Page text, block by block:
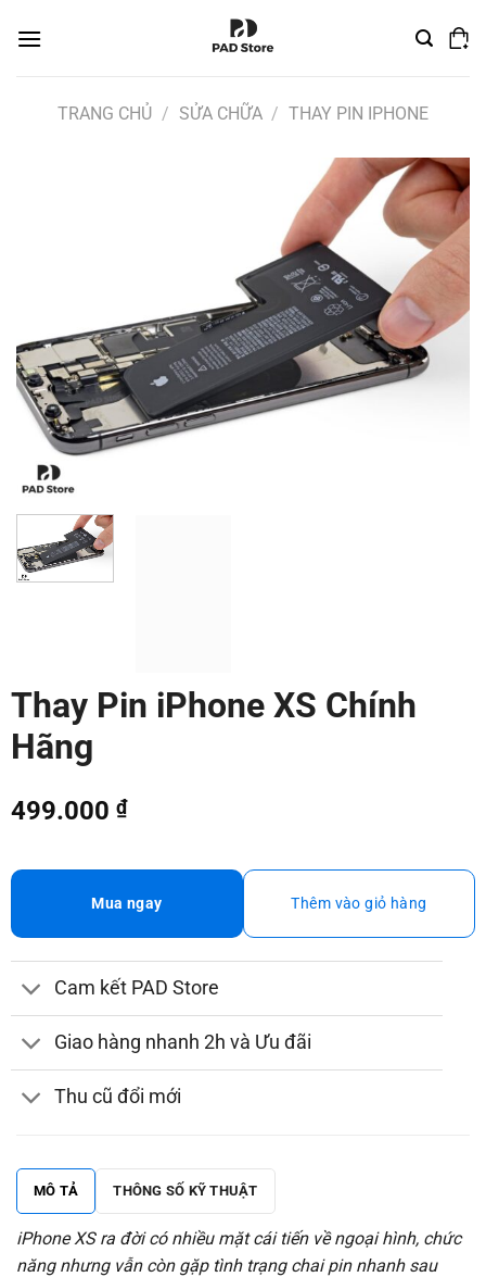
đến
TRANG CHỦ / SỬA CHỮA / THAY PIN IPHONE
Thay Pin iPhone XS Chính
Hãng
499.000 ₫
Thêm vào giỏ hàng
Mua ngay
Cam kết PAD Store
Giao hàng nhanh 2h và Ưu đãi
Thu cũ đổi mới
MÔ TẢ THÔNG SỐ KỸ THUẬT
iPhone XS ra đời có nhiều mặt cái tiến về ngoại hình, chức
năng nhưng vẫn còn gặp tình trạng chai pin nhanh sau